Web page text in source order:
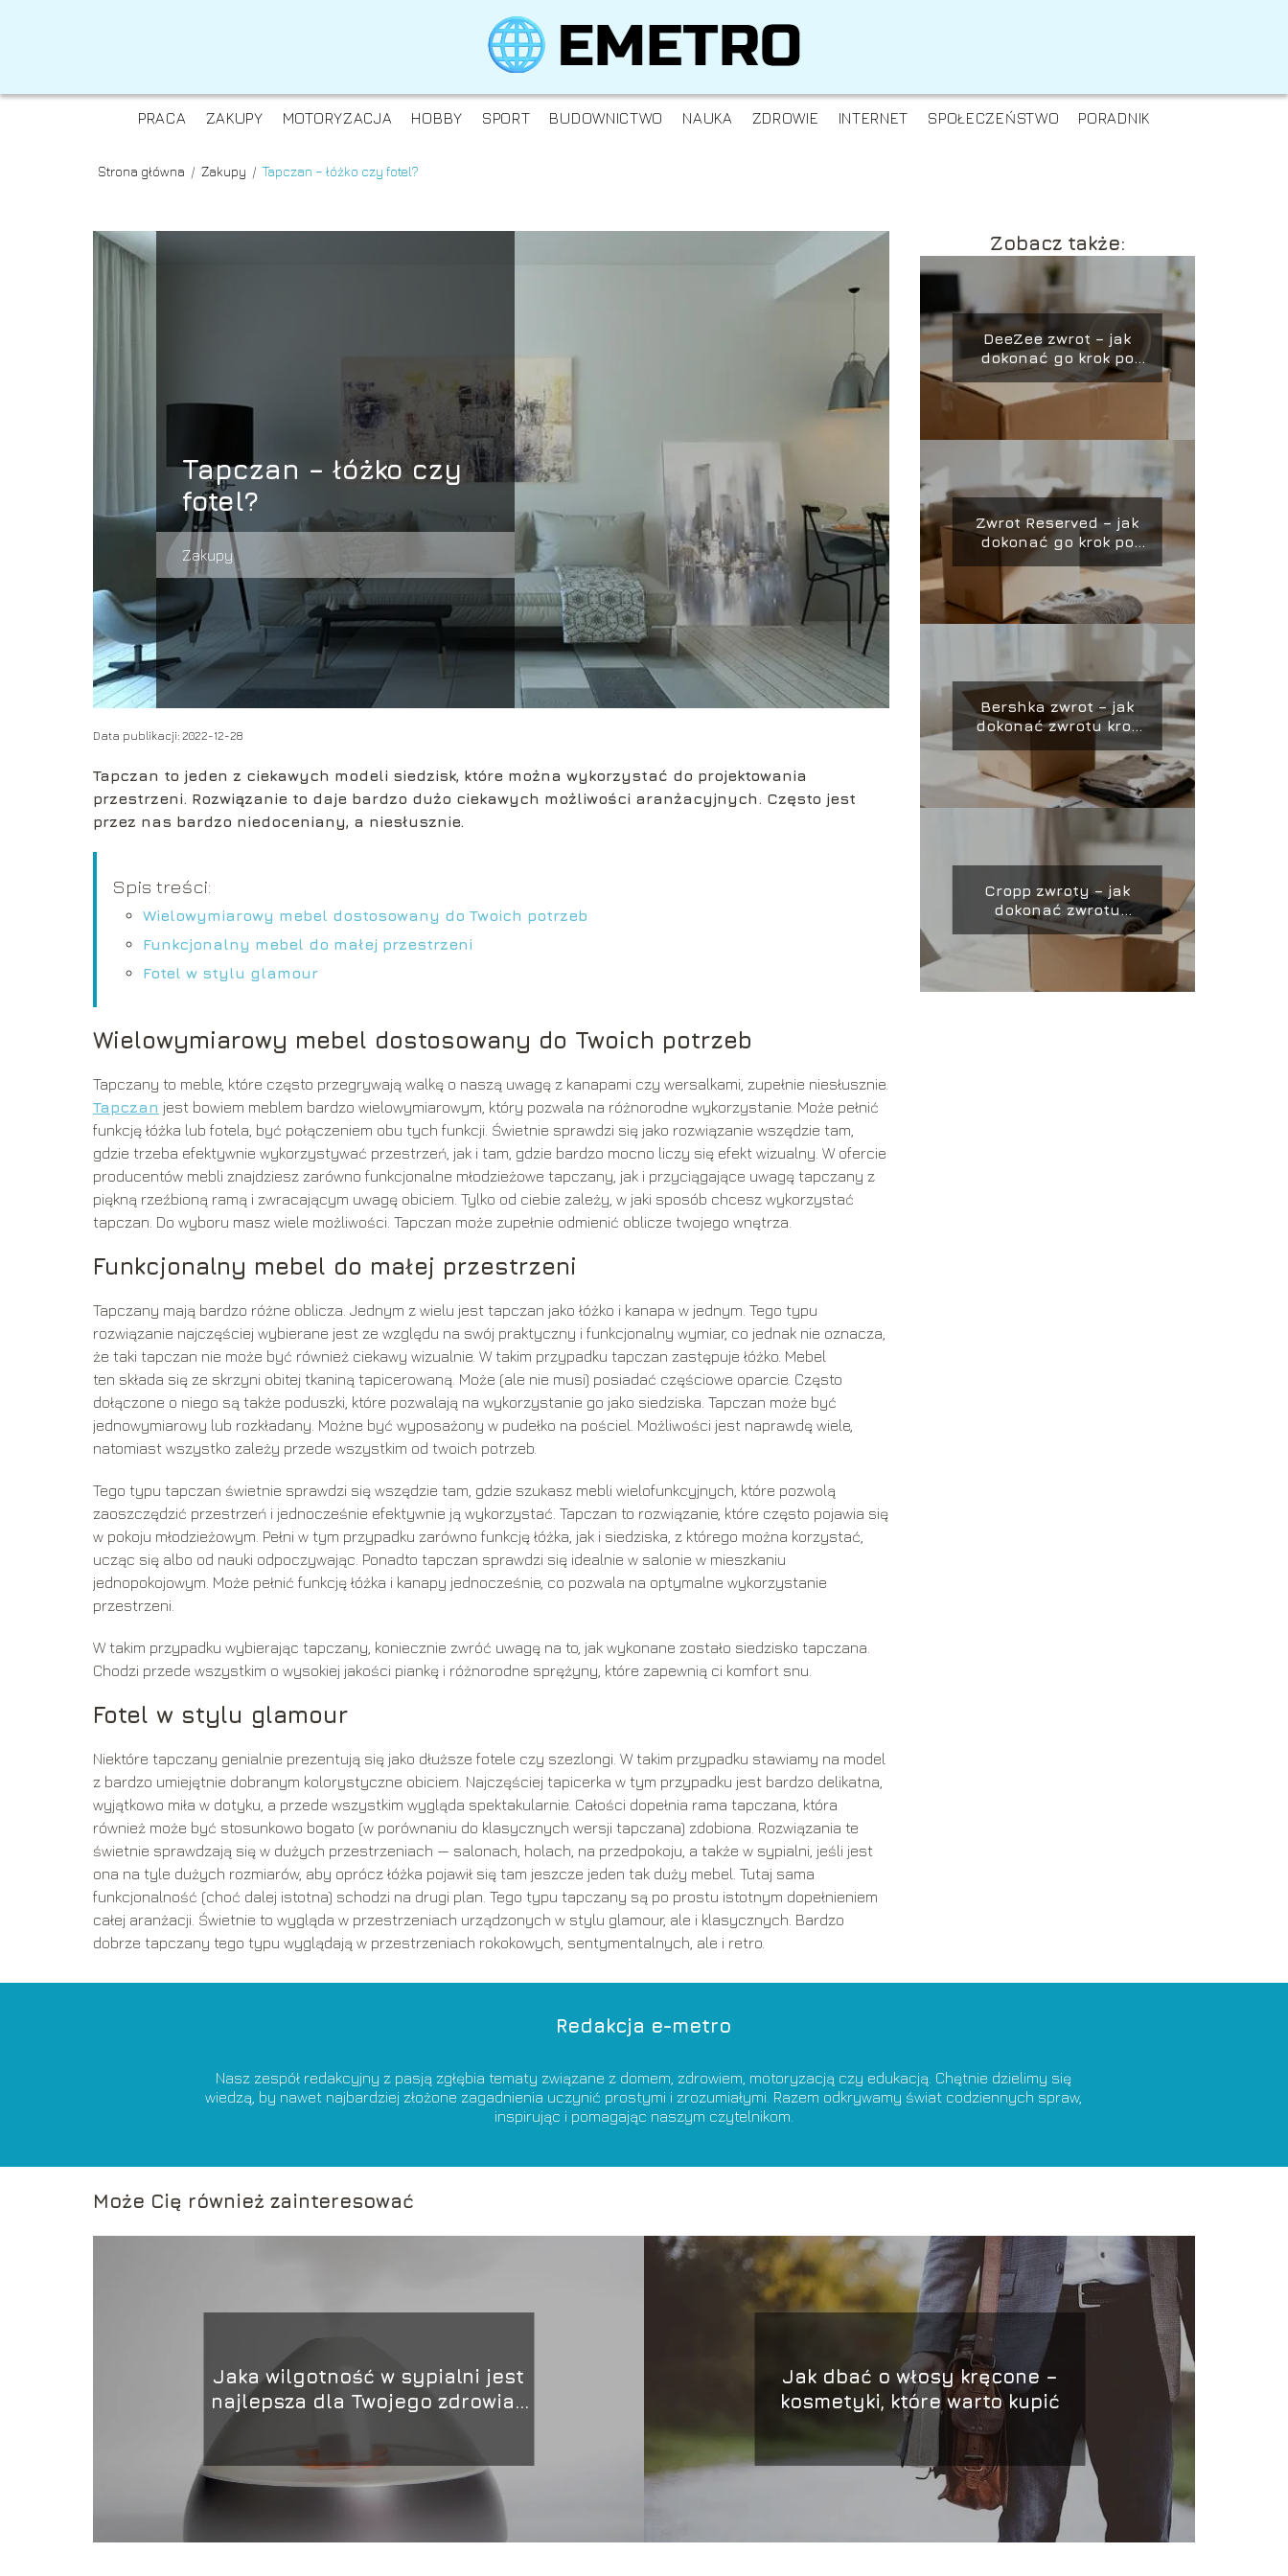
PRACA ZAKUPY MOTORYZACJA HOBBY SPORT BUDOWNICTWO NAUKA ZDROWIE INTERNET SPOŁECZEŃSTWO PORADNIK
Strona główna / Zakupy / Tapczan – łóżko czy fotel?
Tapczan – łóżko czy
fotel?
Zakupy
Data publikacji: 2022-12-28
Tapczan to jeden z ciekawych modeli siedzisk, które można wykorzystać do projektowania
przestrzeni. Rozwiązanie to daje bardzo dużo ciekawych możliwości aranżacyjnych. Często jest
przez nas bardzo niedoceniany, a niesłusznie.
Spis treści:
Wielowymiarowy mebel dostosowany do Twoich potrzeb
Funkcjonalny mebel do małej przestrzeni
Fotel w stylu glamour
Wielowymiarowy mebel dostosowany do Twoich potrzeb
Tapczany to meble, które często przegrywają walkę o naszą uwagę z kanapami czy wersalkami, zupełnie niesłusznie.
Tapczan jest bowiem meblem bardzo wielowymiarowym, który pozwala na różnorodne wykorzystanie. Może pełnić
funkcję łóżka lub fotela, być połączeniem obu tych funkcji. Świetnie sprawdzi się jako rozwiązanie wszędzie tam,
gdzie trzeba efektywnie wykorzystywać przestrzeń, jak i tam, gdzie bardzo mocno liczy się efekt wizualny. W ofercie
producentów mebli znajdziesz zarówno funkcjonalne młodzieżowe tapczany, jak i przyciągające uwagę tapczany z
piękną rzeźbioną ramą i zwracającym uwagę obiciem. Tylko od ciebie zależy, w jaki sposób chcesz wykorzystać
tapczan. Do wyboru masz wiele możliwości. Tapczan może zupełnie odmienić oblicze twojego wnętrza.
Funkcjonalny mebel do małej przestrzeni
Tapczany mają bardzo różne oblicza. Jednym z wielu jest tapczan jako łóżko i kanapa w jednym. Tego typu
rozwiązanie najczęściej wybierane jest ze względu na swój praktyczny i funkcjonalny wymiar, co jednak nie oznacza,
że taki tapczan nie może być również ciekawy wizualnie. W takim przypadku tapczan zastępuje łóżko. Mebel
ten składa się ze skrzyni obitej tkaniną tapicerowaną. Może (ale nie musi) posiadać częściowe oparcie. Często
dołączone o niego są także poduszki, które pozwalają na wykorzystanie go jako siedziska. Tapczan może być
jednowymiarowy lub rozkładany. Możne być wyposażony w pudełko na pościel. Możliwości jest naprawdę wiele,
natomiast wszystko zależy przede wszystkim od twoich potrzeb.
Tego typu tapczan świetnie sprawdzi się wszędzie tam, gdzie szukasz mebli wielofunkcyjnych, które pozwolą
zaoszczędzić przestrzeń i jednocześnie efektywnie ją wykorzystać. Tapczan to rozwiązanie, które często pojawia się
w pokoju młodzieżowym. Pełni w tym przypadku zarówno funkcję łóżka, jak i siedziska, z którego można korzystać,
ucząc się albo od nauki odpoczywając. Ponadto tapczan sprawdzi się idealnie w salonie w mieszkaniu
jednopokojowym. Może pełnić funkcję łóżka i kanapy jednocześnie, co pozwala na optymalne wykorzystanie
przestrzeni.
W takim przypadku wybierając tapczany, koniecznie zwróć uwagę na to, jak wykonane zostało siedzisko tapczana.
Chodzi przede wszystkim o wysokiej jakości piankę i różnorodne sprężyny, które zapewnią ci komfort snu.
Fotel w stylu glamour
Niektóre tapczany genialnie prezentują się jako dłuższe fotele czy szezlongi. W takim przypadku stawiamy na model
z bardzo umiejętnie dobranym kolorystyczne obiciem. Najczęściej tapicerka w tym przypadku jest bardzo delikatna,
wyjątkowo miła w dotyku, a przede wszystkim wygląda spektakularnie. Całości dopełnia rama tapczana, która
również może być stosunkowo bogato (w porównaniu do klasycznych wersji tapczana) zdobiona. Rozwiązania te
świetnie sprawdzają się w dużych przestrzeniach — salonach, holach, na przedpokoju, a także w sypialni, jeśli jest
ona na tyle dużych rozmiarów, aby oprócz łóżka pojawił się tam jeszcze jeden tak duży mebel. Tutaj sama
funkcjonalność (choć dalej istotna) schodzi na drugi plan. Tego typu tapczany są po prostu istotnym dopełnieniem
całej aranżacji. Świetnie to wygląda w przestrzeniach urządzonych w stylu glamour, ale i klasycznych. Bardzo
dobrze tapczany tego typu wyglądają w przestrzeniach rokokowych, sentymentalnych, ale i retro.
Zobacz także:
DeeZee zwrot – jak
dokonać go krok po
kroku?
Zwrot Reserved – jak
dokonać go krok po
Bershka zwrot – jak
dokonać zwrotu krok
Cropp zwroty – jak
dokonać zwrotu
towaru w sklepie?
Redakcja e-metro
Nasz zespół redakcyjny z pasją zgłębia tematy związane z domem, zdrowiem, motoryzacją czy edukacją. Chętnie dzielimy się
wiedzą, by nawet najbardziej złożone zagadnienia uczynić prostymi i zrozumiałymi. Razem odkrywamy świat codziennych spraw,
inspirując i pomagając naszym czytelnikom.
Może Cię również zainteresować
Jaka wilgotność w sypialni jest
najlepsza dla Twojego zdrowia i
Jak dbać o włosy kręcone –
kosmetyki, które warto kupić